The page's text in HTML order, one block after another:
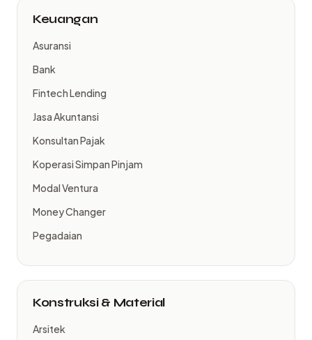
Keuangan
Asuransi
Bank
Fintech Lending
Jasa Akuntansi
Konsultan Pajak
Koperasi Simpan Pinjam
Modal Ventura
Money Changer
Pegadaian
Konstruksi & Material
Arsitek